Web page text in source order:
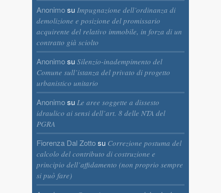
Anonimosu Impugnazione dell’ordinanza di
demolizione e posizione del promissario
acquirente del relativo immobile, in forza di un
contratto già sciolto
Anonimosu Silenzio-inadempimento del
Comune sull’istanza del privato di progetto
urbanistico unitario
Anonimosu Le aree soggette a dissesto
idraulico ai sensi dell’art. 8 delle NTA del
PGRA
Fiorenza Dal Zottosu Correzione postuma del
calcolo del contributo di costruzione e
principio dell’affidamento (non proprio sempre
si può fare)